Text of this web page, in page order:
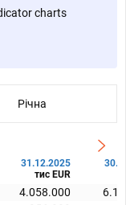
charts
Річна
31.12.2025
тис EUR
4.058.000